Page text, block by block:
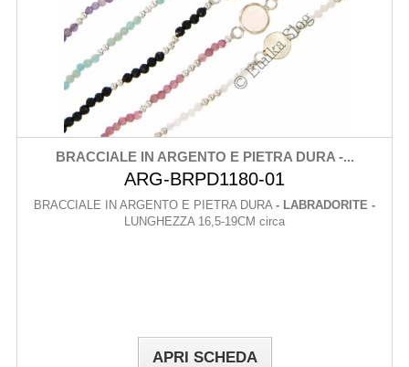
BRACCIALE IN ARGENTO E PIETRA DURA -...
ARG-BRPD1180-01
BRACCIALE IN ARGENTO E PIETRA DURA - LABRADORITE -
LUNGHEZZA 16,5-19CM circa
APRI SCHEDA